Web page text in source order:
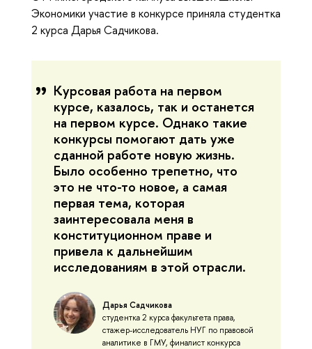
Экономики участие в конкурсе приняла студентка
2 курса Дарья Садчикова.
Курсовая работа на первом
курсе, казалось, так и останется
на первом курсе. Однако такие
конкурсы помогают дать уже
сданной работе новую жизнь.
Было особенно трепетно, что
это не что-то новое, а самая
первая тема, которая
заинтересовала меня в
конституционном праве и
привела к дальнейшим
исследованиям в этой отрасли.
Дарья Садчикова
студентка 2 курса факультета права,
стажер-исследователь НУГ по правовой
аналитике в ГМУ, финалист конкурса